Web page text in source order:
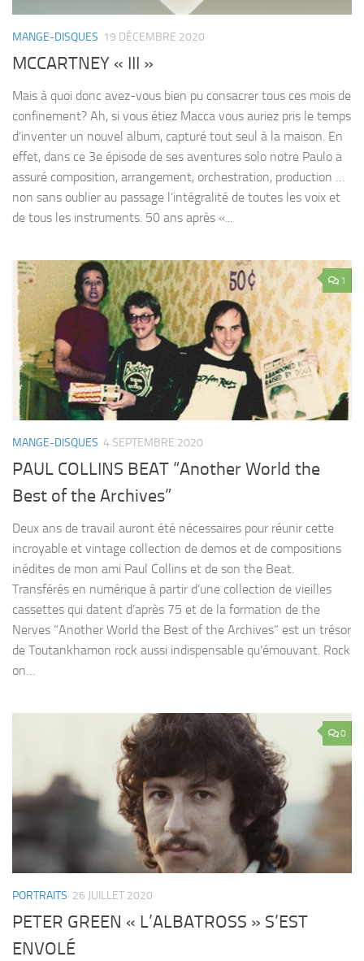
MANGE-DISQUES 19 DÉCEMBRE 2020
MCCARTNEY « III »
Mais à quoi donc avez-vous bien pu consacrer tous ces mois de
confinement? Ah, si vous étiez Macca vous auriez pris le temps
d’inventer un nouvel album, capturé tout seul à la maison. En
effet, dans ce 3e épisode de ses aventures solo notre Paulo a
assuré composition, arrangement, orchestration, production …
non sans oublier au passage l’intégralité de toutes les voix et
de tous les instruments. 50 ans après «...
1
MANGE-DISQUES 4 SEPTEMBRE 2020
PAUL COLLINS BEAT “Another World the
Best of the Archives”
Deux ans de travail auront été nécessaires pour réunir cette
incroyable et vintage collection de demos et de compositions
inédites de mon ami Paul Collins et de son the Beat.
Transférés en numérique à partir d’une collection de vieilles
cassettes qui datent d’après 75 et de la formation de the
Nerves “Another World the Best of the Archives” est un trésor
de Toutankhamon rock aussi indispensable qu’émouvant. Rock
on…
0
PORTRAITS 26 JUILLET 2020
PETER GREEN « L’ALBATROSS » S’EST
ENVOLÉ